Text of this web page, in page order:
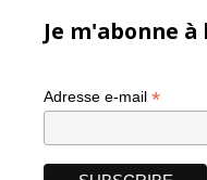
Je m'abonne
Adresse e-mail *